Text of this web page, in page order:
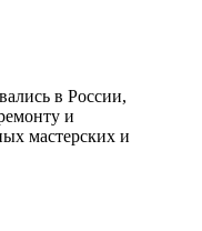
в России,
и
мастерских и